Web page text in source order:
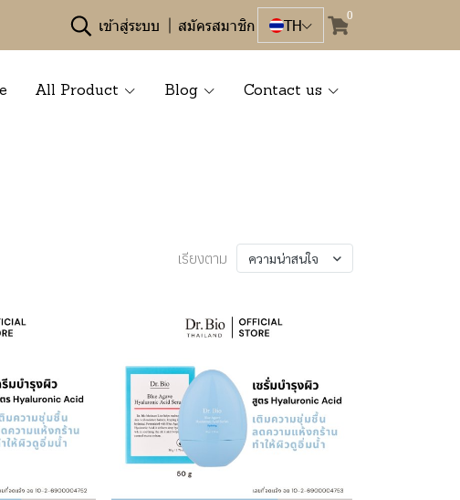
เข้าสู่ระบบ สมัครสมาชิก TH
0
All Product Blog Contact us
เรียงตาม ความน่าสนใจ